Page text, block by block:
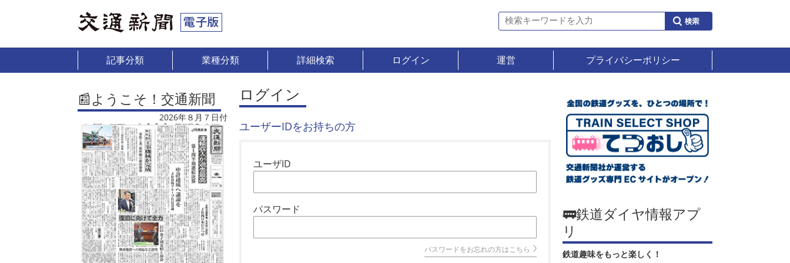
記事分類 業種分類 詳細検索 ログイン 運営 プライバシーポリシー
📰ようこそ！交通新聞
2026年８月７日付
ログイン
ユーザーIDをお持ちの方
ユーザID
パスワード
パスワードをお忘れの方はこちら
🚃鉄道ダイヤ情報アプ
リ
鉄道趣味をもっと楽しく！